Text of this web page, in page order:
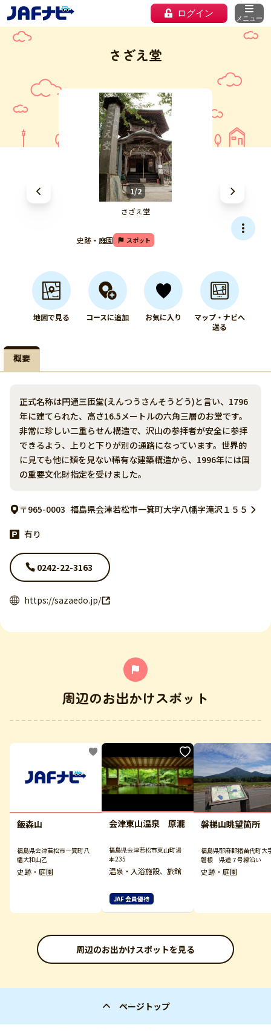
ログイン メニュー
さざえ堂
1/2
さざえ堂
史跡・庭園 スポット
地図で見る コースに追加 お気に入り
マップ・ナビへ
送る
概要
正式名称は円通三匝堂(えんつうさんそうどう)と言い、1796
年に建てられた、高さ16.5メートルの六角三層のお堂です。
非常に珍しい二重らせん構造で、沢山の参拝者が安全に参拝
できるよう、上りと下りが別の通路になっています。世界的
に見ても他に類を見ない稀有な建築構造から、1996年には国
の重要文化財指定を受けました。
〒965-0003 福島県会津若松市一箕町大字八幡字滝沢１５５
有り
0242-22-3163
https://sazaedo.jp/
周辺のお出かけスポット
飯森山
福島県会津若松市一箕町八
幡大和山乙
史跡・庭園
会津東山温泉 原瀧
福島県会津若松市東山町湯
本235
温泉・入浴施設、旅館
JAF 会員優待
磐梯山眺望箇所
福島県耶麻郡猪苗代町大
磐根 県道７号線沿い
史跡・庭園
周辺のお出かけスポットを見る
ページトップ